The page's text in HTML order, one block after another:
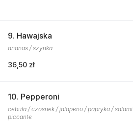
9. Hawajska
ananas / szynka
36,50 zł
10. Pepperoni
cebula / czosnek / jalapeno / papryka / salami
piccante